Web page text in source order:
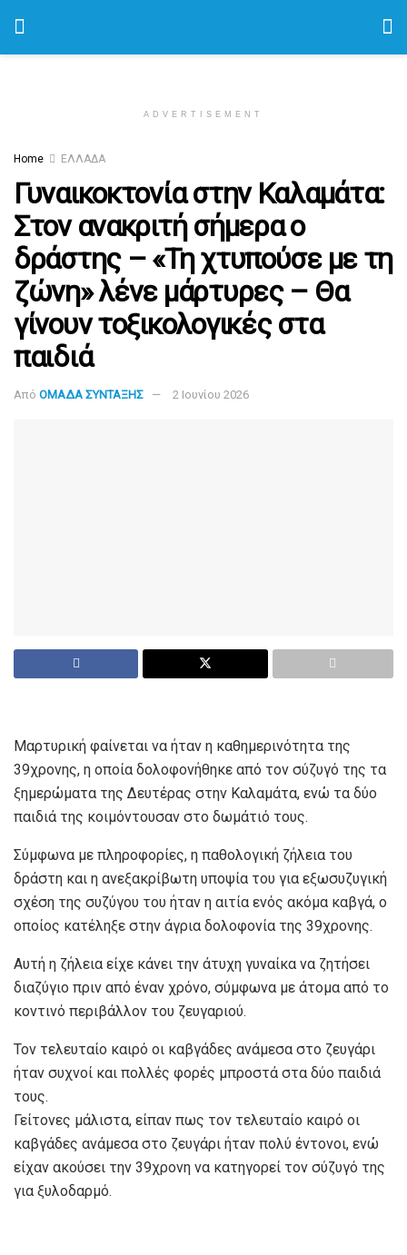
ADVERTISEMENT
Home ΕΛΛΑΔΑ
Γυναικοκτονία στην Καλαμάτα:
Στον ανακριτή σήμερα ο
δράστης – «Τη χτυπούσε με τη
ζώνη» λένε μάρτυρες – Θα
γίνουν τοξικολογικές στα
παιδιά
Από ΟΜΑΔΑ ΣΥΝΤΑΞΗΣ 2 Ιουνίου 2026
Μαρτυρική φαίνεται να ήταν η καθημερινότητα της
39χρονης, η οποία δολοφονήθηκε από τον σύζυγό της τα
ξημερώματα της Δευτέρας στην Καλαμάτα, ενώ τα δύο
παιδιά της κοιμόντουσαν στο δωμάτιό τους.
Σύμφωνα με πληροφορίες, η παθολογική ζήλεια του
δράστη και η ανεξακρίβωτη υποψία του για εξωσυζυγική
σχέση της συζύγου του ήταν η αιτία ενός ακόμα καβγά, ο
οποίος κατέληξε στην άγρια δολοφονία της 39χρονης.
Αυτή η ζήλεια είχε κάνει την άτυχη γυναίκα να ζητήσει
διαζύγιο πριν από έναν χρόνο, σύμφωνα με άτομα από το
κοντινό περιβάλλον του ζευγαριού.
Τον τελευταίο καιρό οι καβγάδες ανάμεσα στο ζευγάρι
ήταν συχνοί και πολλές φορές μπροστά στα δύο παιδιά
τους.
Γείτονες μάλιστα, είπαν πως τον τελευταίο καιρό οι
καβγάδες ανάμεσα στο ζευγάρι ήταν πολύ έντονοι, ενώ
είχαν ακούσει την 39χρονη να κατηγορεί τον σύζυγό της
για ξυλοδαρμό.